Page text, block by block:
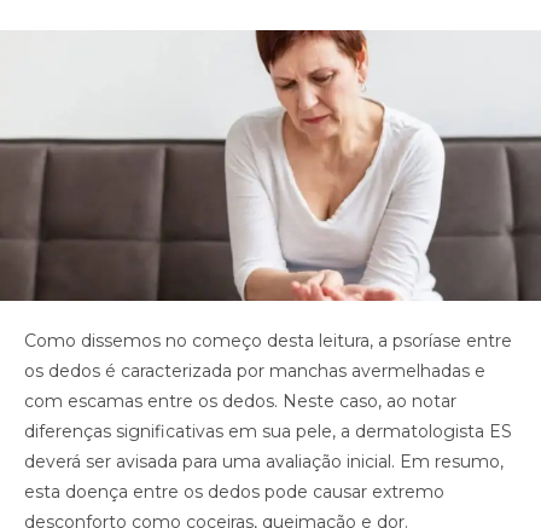
Como dissemos no começo desta leitura, a psoríase entre
os dedos é caracterizada por manchas avermelhadas e
com escamas entre os dedos. Neste caso, ao notar
diferenças significativas em sua pele, a dermatologista ES
deverá ser avisada para uma avaliação inicial. Em resumo,
esta doença entre os dedos pode causar extremo
desconforto como coceiras, queimação e dor.